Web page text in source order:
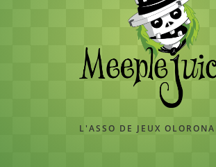
L'ASSO DE JEUX